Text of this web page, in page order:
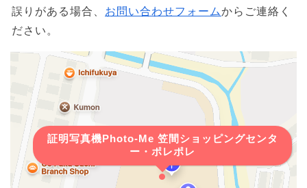
誤りがある場合、 お問い合わせフォームからご連絡く
ださい。
証明写真機Photo-Me 笠間ショッピングセンタ
ー・ポレポレ